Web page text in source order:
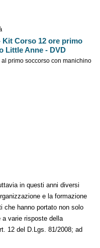
- Kit Corso 12 ore
Little Anne -
al primo soccorso con
in questi anni diversi
e la formazione
che hanno portato non solo
varie risposte della
12 del D.Lgs. 81/2008; ad